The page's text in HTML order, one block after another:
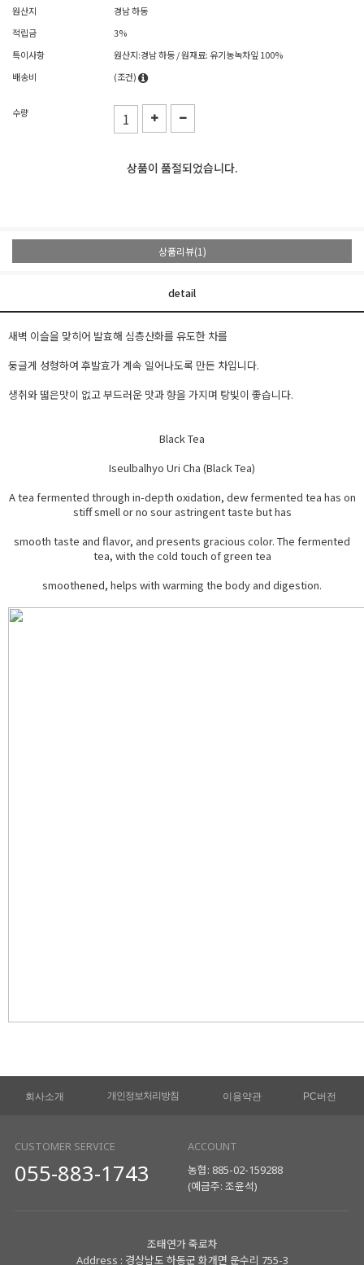
원산지
경남 하동
적립금
3%
특이사항
원산지:경남 하동 / 원재료: 유기농녹차잎 100%
배송비
(조건)
수량
상품이 품절되었습니다.
상품리뷰(1)
detail
새벽 이슬을 맞히어 발효해 심층산화를 유도한 차를
둥글게 성형하여 후발효가 계속 일어나도록 만든 차입니다.
생취와 떫은맛이 없고 부드러운 맛과 향을 가지며 탕빛이 좋습니다.
Black Tea
Iseulbalhyo Uri Cha (Black Tea)
A tea fermented through in-depth oxidation, dew fermented tea has on
stiff smell or no sour astringent taste but has
smooth taste and flavor, and presents gracious color. The fermented
tea, with the cold touch of green tea
smoothened, helps with warming the body and digestion.
회사소개 개인정보처리방침 이용약관 PC버전
CUSTOMER SERVICE
055-883-1743
ACCOUNT
농협: 885-02-159288
(예금주: 조윤석)
조태연가 죽로차
Address : 경상남도 하동군 화개면 운수리 755-3